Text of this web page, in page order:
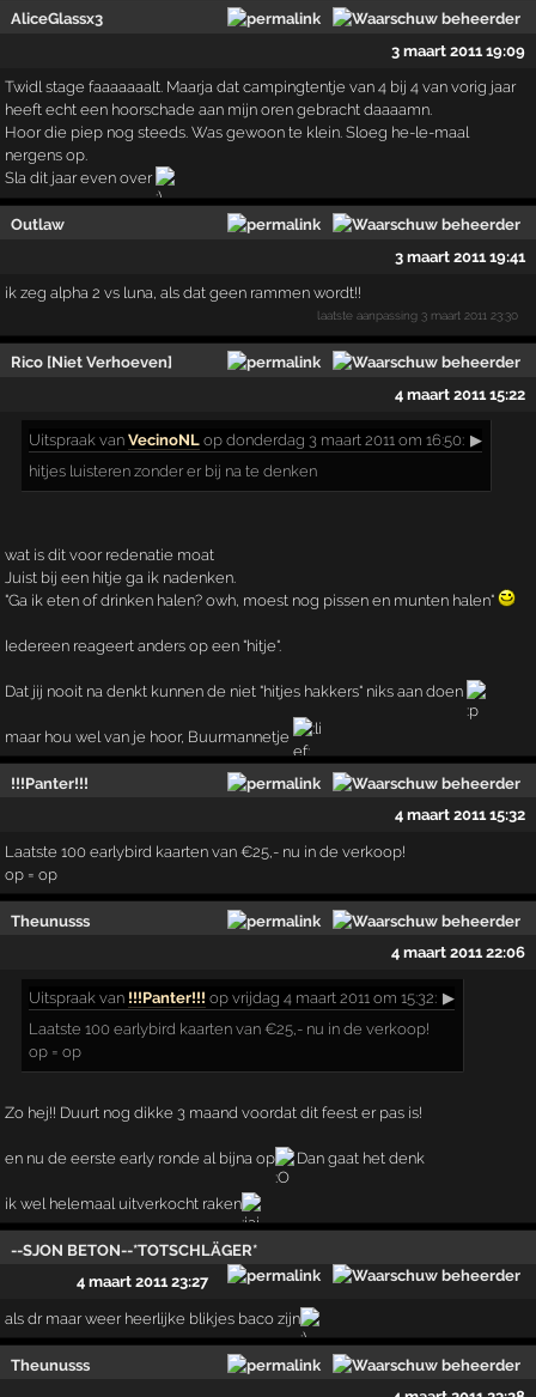
AliceGlassx3
3 maart 2011 19:09
Twidl stage faaaaaaalt. Maarja dat campingtentje van 4 bij 4 van vorig jaar
heeft echt een hoorschade aan mijn oren gebracht daaaamn.
Hoor die piep nog steeds. Was gewoon te klein. Sloeg he-le-maal
nergens op.
Sla dit jaar even over
Outlaw
3 maart 2011 19:41
ik zeg alpha 2 vs luna, als dat geen rammen wordt!!
laatste aanpassing 3 maart 2011 23:30
Rico [Niet Verhoeven]
4 maart 2011 15:22
Uitspraak vanVecinoNL op donderdag 3 maart 2011 om 16:50: ▶
hitjes luisteren zonder er bij na te denken
wat is dit voor redenatie moat
Juist bij een hitje ga ik nadenken.
"Ga ik eten of drinken halen? owh, moest nog pissen en munten halen"
Iedereen reageert anders op een "hitje".
Dat jij nooit na denkt kunnen de niet "hitjes hakkers" niks aan doen
maar hou wel van je hoor, Buurmannetje
!!!Panter!!!
4 maart 2011 15:32
Laatste 100 earlybird kaarten van €25,- nu in de verkoop!
op = op
Theunusss
4 maart 2011 22:06
Uitspraak van !!!Panter!!! op vrijdag 4 maart 2011 om 15:32: ▶
Laatste 100 earlybird kaarten van €25,- nu in de verkoop!
op = op
Zo hej!! Duurt nog dikke 3 maand voordat dit feest er pas is!
en nu de eerste early ronde al bijna op Dan gaat het denk
ik wel helemaal uitverkocht raken
--SJON BETON--*TOTSCHLÄGER*
4 maart 2011 23:27
als dr maar weer heerlijke blikjes baco zijn
Theunusss